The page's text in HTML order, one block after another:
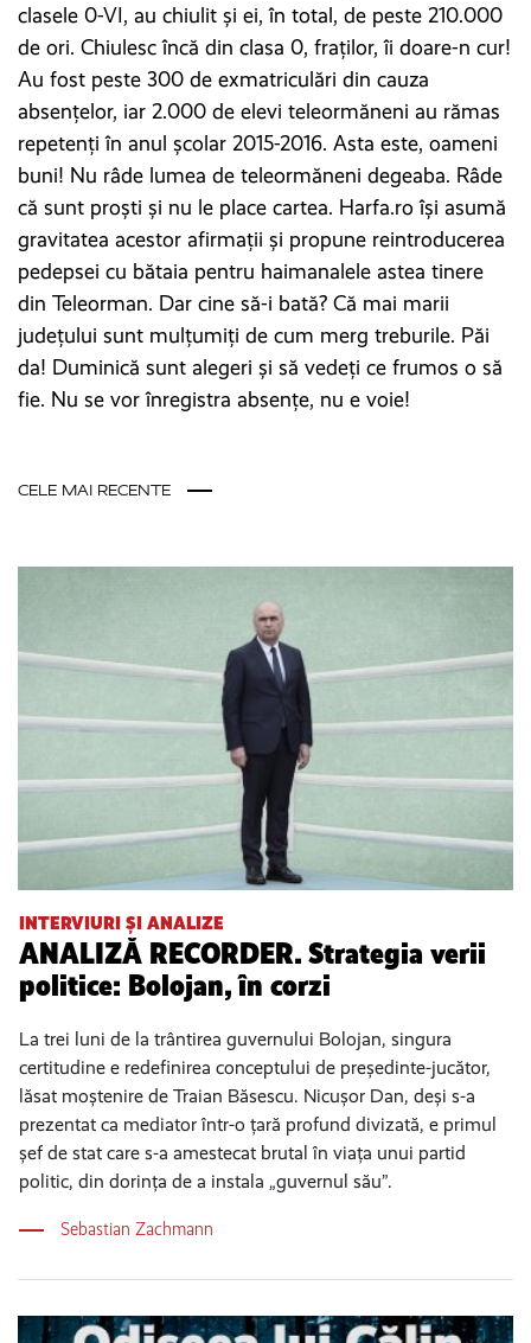
clasele 0-VI, au chiulit și ei, în total, de peste 210.000
de ori. Chiulesc încă din clasa 0, fraților, îi doare-n cur!
Au fost peste 300 de exmatriculări din cauza
absențelor, iar 2.000 de elevi teleormăneni au rămas
repetenţi în anul şcolar 2015-2016. Asta este, oameni
buni! Nu râde lumea de teleormăneni degeaba. Râde
că sunt proști și nu le place cartea. Harfa.ro își asumă
gravitatea acestor afirmații și propune reintroducerea
pedepsei cu bătaia pentru haimanalele astea tinere
din Teleorman. Dar cine să-i bată? Că mai marii
județului sunt mulțumiți de cum merg treburile. Păi
da! Duminică sunt alegeri și să vedeți ce frumos o să
fie. Nu se vor înregistra absențe, nu e voie!
CELE MAI RECENTE
INTERVIURI ȘI ANALIZE
ANALIZĂ RECORDER. Strategia verii
politice: Bolojan, în corzi
La trei luni de la trântirea guvernului Bolojan, singura
certitudine e redefinirea conceptului de președinte-jucător,
lăsat moștenire de Traian Băsescu. Nicușor Dan, deși s-a
prezentat ca mediator într-o țară profund divizată, e primul
șef de stat care s-a amestecat brutal în viața unui partid
politic, din dorința de a instala „guvernul său”.
Sebastian Zachmann